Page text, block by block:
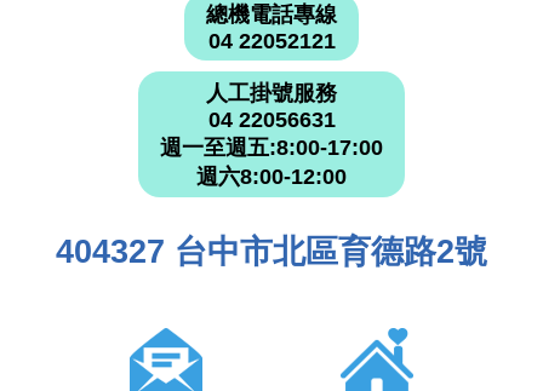
總機電話專線
04 22052121
人工掛號服務
04 22056631
週一至週五:8:00-17:00
週六8:00-12:00
404327 台中市北區育德路2號